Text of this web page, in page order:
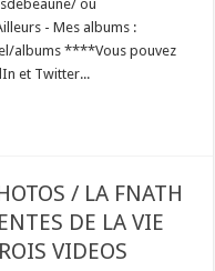
ou
- Mes albums :
albums ****Vous pouvez
et Twitter...
/ LA FNATH
DE LA VIE
VIDEOS